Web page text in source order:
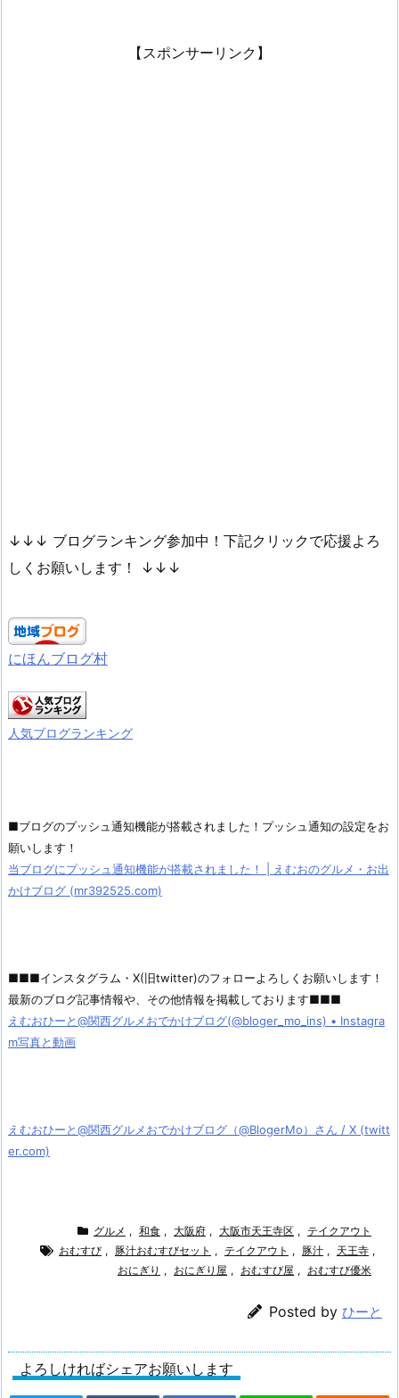
【スポンサーリンク】
↓↓↓ ブログランキング参加中！下記クリックで応援よろ
しくお願いします！ ↓↓↓
にほんブログ村
人気ブログランキング
■ブログのプッシュ通知機能が搭載されました！プッシュ通知の設定をお
願いします！
当ブログにプッシュ通知機能が搭載されました！ | えむおのグルメ・お出
かけブログ (mr392525.com)
■■■インスタグラム・X(旧twitter)のフォローよろしくお願いします！
最新のブログ記事情報や、その他情報を掲載しております■■■
えむおひーと@関西グルメおでかけブログ(@bloger_mo_ins) • Instagra
m写真と動画
えむおひーと@関西グルメおでかけブログ（@BlogerMo）さん / X (twitt
er.com)
グルメ , 和食 , 大阪府 , 大阪市天王寺区 ,
テイクアウト
おむすび , 豚汁おむすびセット , テイクアウト , 豚汁 , 天王寺 ,
おにぎり , おにぎり屋 , おむすび屋 , おむすび優米
Posted by ひーと
よろしければシェアお願いします